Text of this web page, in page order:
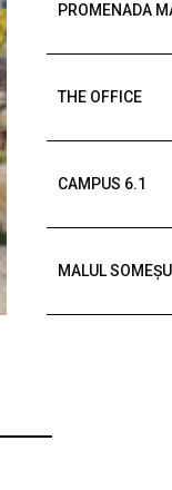
PROMENADA
THE OFFICE
CAMPUS 6.1
MALUL